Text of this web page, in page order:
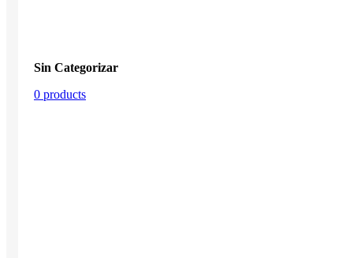
Sin Categorizar
0 products